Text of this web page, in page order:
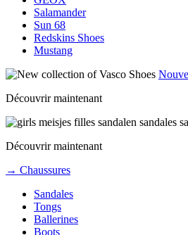
Salamander
Sun 68
Redskins Shoes
Mustang
Découvrir maintenant
Découvrir maintenant
→ Chaussures
Sandales
Tongs
Ballerines
Boots